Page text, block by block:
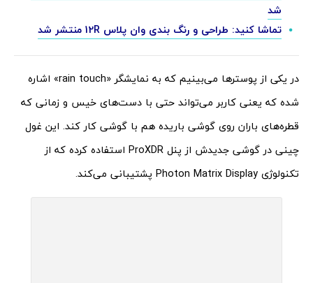
شد
تماشا کنید: طراحی و رنگ بندی وان پلاس 12R منتشر شد
در یکی از پوسترها می‌بینیم که به نمایشگر «rain touch» اشاره
شده که یعنی کاربر می‌تواند حتی با دست‌های خیس و زمانی که
قطره‌های باران روی گوشی باریده هم با گوشی کار کند. این غول
چینی در گوشی جدیدش از پنل ProXDR استفاده کرده که از
تکنولوژی Photon Matrix Display پشتیبانی می‌کند.